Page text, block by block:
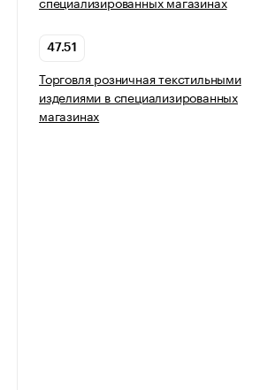
47.51
Торговля розничная текстильными
изделиями в специализированных
магазинах